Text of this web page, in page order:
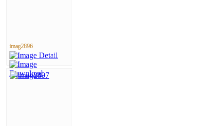
imag2896